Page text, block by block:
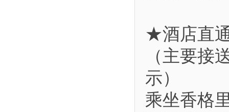
★酒店直
（主要接
示）
乘坐香格